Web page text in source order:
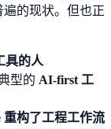
的现状。但也正
具的人
型的 AI-first 工
重构了工程工作流